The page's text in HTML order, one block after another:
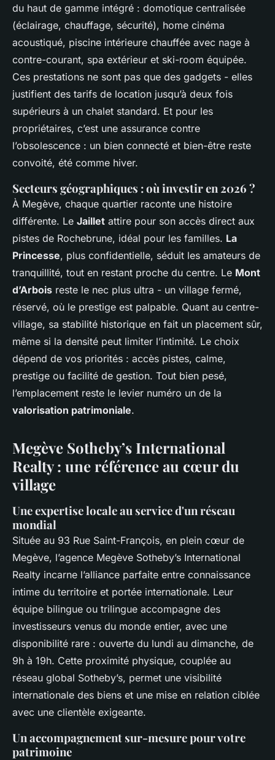
du haut de gamme intégré : domotique centralisée
(éclairage, chauffage, sécurité), home cinéma
acoustiqué, piscine intérieure chauffée avec nage à
contre-courant, spa extérieur et ski-room équipée.
Ces prestations ne sont pas que des gadgets - elles
justifient des tarifs de location jusqu’à deux fois
supérieurs à un chalet standard. Et pour les
propriétaires, c’est une assurance contre
l’obsolescence : un bien connecté et bien-être reste
convoité, été comme hiver.
Secteurs géographiques : où investir en 2026 ?
À Megève, chaque quartier raconte une histoire
différente. Le Jaillet attire pour son accès direct aux
pistes de Rochebrune, idéal pour les familles. La
Princesse, plus confidentielle, séduit les amateurs de
tranquillité, tout en restant proche du centre. Le Mont
d’Arbois reste le nec plus ultra - un village fermé,
réservé, où le prestige est palpable. Quant au centre-
village, sa stabilité historique en fait un placement sûr,
même si la densité peut limiter l’intimité. Le choix
dépend de vos priorités : accès pistes, calme,
prestige ou facilité de gestion. Tout bien pesé,
l’emplacement reste le levier numéro un de la
valorisation patrimoniale.
Megève Sotheby’s International
Realty : une référence au cœur du
village
Une expertise locale au service d'un réseau
mondial
Située au 93 Rue Saint-François, en plein cœur de
Megève, l’agence Megève Sotheby’s International
Realty incarne l’alliance parfaite entre connaissance
intime du territoire et portée internationale. Leur
équipe bilingue ou trilingue accompagne des
investisseurs venus du monde entier, avec une
disponibilité rare : ouverte du lundi au dimanche, de
9h à 19h. Cette proximité physique, couplée au
réseau global Sotheby’s, permet une visibilité
internationale des biens et une mise en relation ciblée
avec une clientèle exigeante.
Un accompagnement sur-mesure pour votre
patrimoine